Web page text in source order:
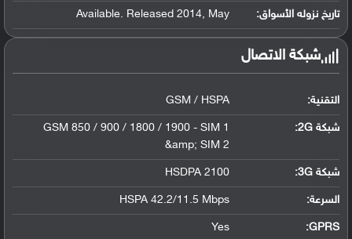
تاريخ نزوله الأسواق: Available. Released 2014, May
شبكة الاتصال
التقنية: GSM / HSPA
شبكة 2G:
GSM 850 / 900 / 1800 / 1900 - SIM 1
&amp; SIM 2
شبكة 3G :
HSDPA 2100
السرعة: HSPA 42.2/11.5 Mbps
GPRS:
Yes